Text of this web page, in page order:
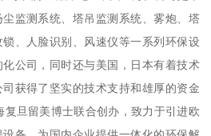
监测系统、塔吊监测系统、雾炮、塔
、人脸识别、风速仪等一系列环保设
公司，同时还与美国，日本有着技术
获得了坚实的技术支持和雄厚的资金
旦留美博士联合创办，致力于引进欧